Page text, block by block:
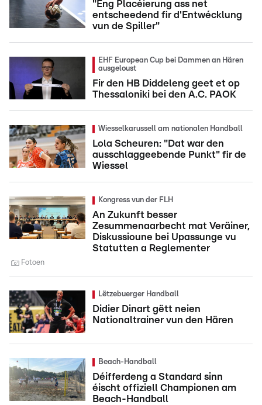
"Eng Placéierung ass net
entscheedend fir d'Entwécklung
vun de Spiller"
EHF European Cup bei Dammen an Hären
ausgeloust
Fir den HB Diddeleng geet et op
Thessaloniki bei den A.C. PAOK
Wiesselkarussell am nationalen Handball
Lola Scheuren: "Dat war den
ausschlaggeebende Punkt" fir de
Wiessel
Kongress vun der FLH
An Zukunft besser
Zesummenaarbecht mat Veräiner,
Diskussioune bei Upassunge vu
Statutten a Reglementer
Fotoen
Lëtzebuerger Handball
Didier Dinart gëtt neien
Nationaltrainer vun den Hären
Beach-Handball
Déifferdeng a Standard sinn
éischt offiziell Championen am
Beach-Handball